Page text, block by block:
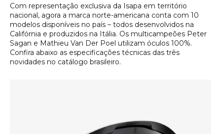
Com representação exclusiva da Isapa em território
nacional, agora a marca norte-americana conta com 10
modelos disponíveis no país – todos desenvolvidos na
Califórnia e produzidos na Itália. Os multicampeões Peter
Sagan e Mathieu Van Der Poel utilizam óculos 100%.
Confira abaixo as especificações técnicas das três
novidades no catálogo brasileiro.